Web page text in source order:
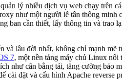
lý nhiều dịch vụ web chạy trên
như một người lễ tân thông
ban cần thiết, lấy thông tin và
và lâu đời nhất, không chỉ mạnh
7, một nền tảng máy chủ Linux nổi
như cân bằng tải, tăng cường bảo
cài đặt và cấu hình Apache